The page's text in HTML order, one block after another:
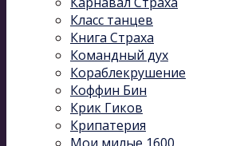
Класс танцев
Книга Страха
Командный дух
Кораблекрушение
Коффин Бин
Крик Гиков
Крипатерия